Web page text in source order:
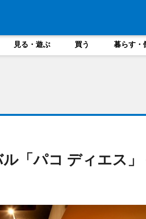
見る・遊ぶ 買う 暮らす・
「パコ ディエス